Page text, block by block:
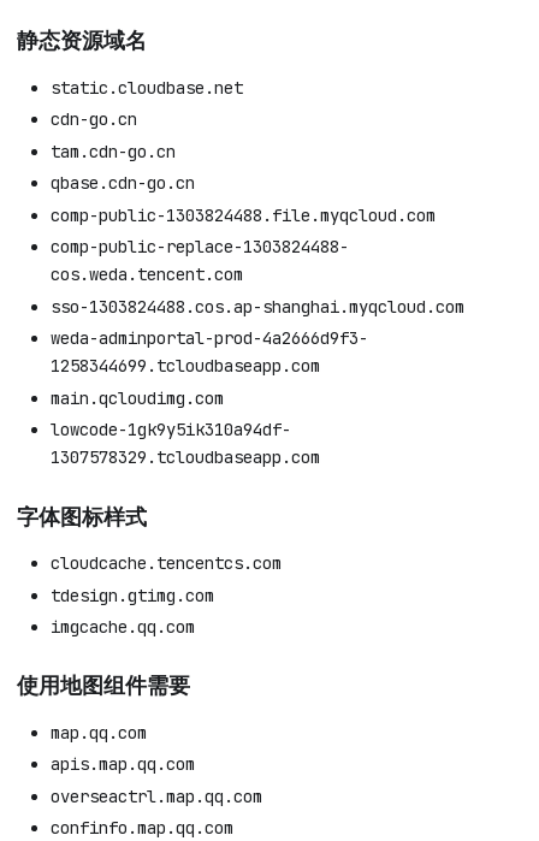
静态资源域名
static.cloudbase.net
cdn-go.cn
tam.cdn-go.cn
qbase.cdn-go.cn
comp-public-1303824488.file.myqcloud.com
comp-public-replace-1303824488-
cos.weda.tencent.com
sso-1303824488.cos.ap-shanghai.myqcloud.com
weda-adminportal-prod-4a2666d9f3-
1258344699.tcloudbaseapp.com
main.qcloudimg.com
lowcode-1gk9y5ik310a94df-
1307578329.tcloudbaseapp.com
字体图标样式
cloudcache.tencentcs.com
tdesign.gtimg.com
imgcache.qq.com
使用地图组件需要
map.qq.com
apis.map.qq.com
overseactrl.map.qq.com
confinfo.map.qq.com